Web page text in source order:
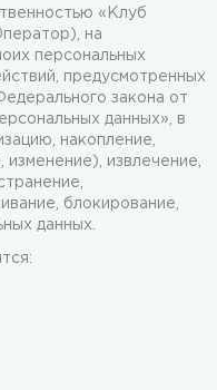
«Клуб
на
персональных
предусмотренных
закона от
данных», в
накопление,
извлечение,
блокирование,
данных.